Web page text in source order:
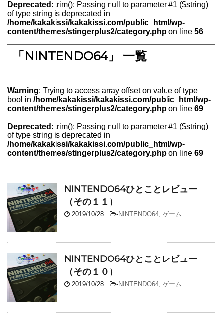
Deprecated : trim(): Passing null to parameter #1 ($string)
of type string is deprecated in
/home/kakakissi/kakakissi.com/public_html/wp-
content/themes/stingerplus2/category.php on line 56
「NINTENDO64」 一覧
Warning: Trying to access array offset on value of type
bool in /home/kakakissi/kakakissi.com/public_html/wp-
content/themes/stingerplus2/category.php on line 69
Deprecated : trim(): Passing null to parameter #1 ($string)
of type string is deprecated in
/home/kakakissi/kakakissi.com/public_html/wp-
content/themes/stingerplus2/category.php on line 69
NINTENDO64ひとことレビュー
（その１１）
2019/10/28 -NINTENDO64, ゲーム
NINTENDO64ひとことレビュー
（その１０）
2019/10/28 -NINTENDO64, ゲーム